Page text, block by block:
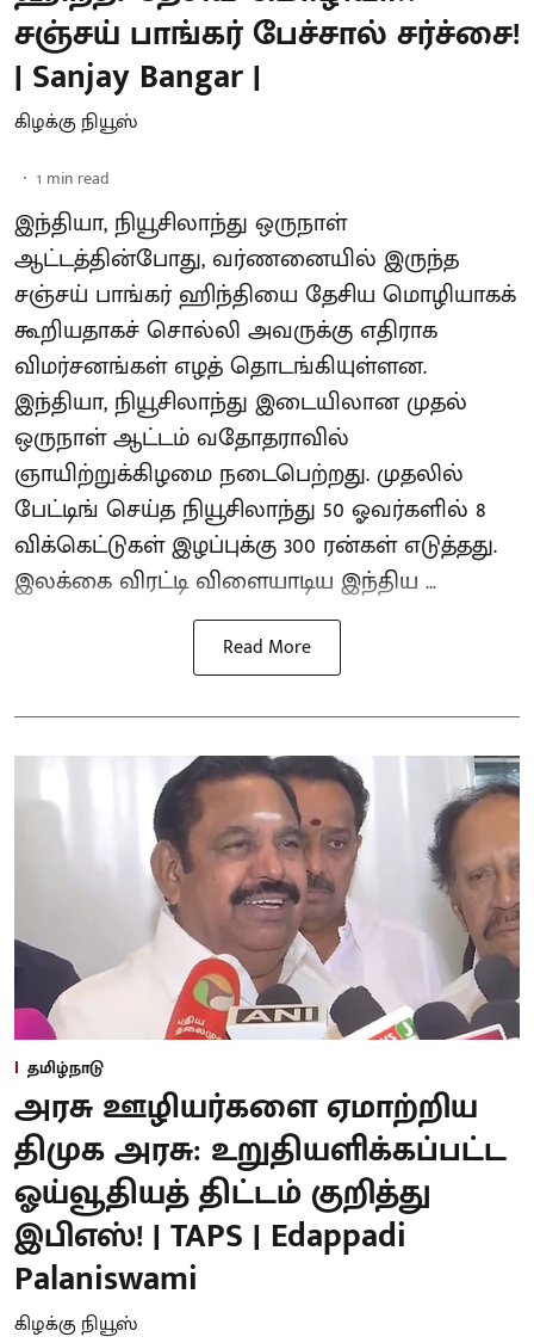
சஞ்சய் பாங்கர் பேச்சால் சர்ச்சை!
| Sanjay Bangar |
கிழக்கு நியூஸ்
1 min read
இந்தியா, நியூசிலாந்து ஒருநாள்
ஆட்டத்தின்போது, வர்ணனையில் இருந்த
சஞ்சய் பாங்கர் ஹிந்தியை தேசிய மொழியாகக்
கூறியதாகச் சொல்லி அவருக்கு எதிராக
விமர்சனங்கள் எழத் தொடங்கியுள்ளன.
இந்தியா, நியூசிலாந்து இடையிலான முதல்
ஒருநாள் ஆட்டம் வதோதராவில்
ஞாயிற்றுக்கிழமை நடைபெற்றது. முதலில்
பேட்டிங் செய்த நியூசிலாந்து 50 ஓவர்களில் 8
விக்கெட்டுகள் இழப்புக்கு 300 ரன்கள் எடுத்தது.
இலக்கை விரட்டி விளையாடிய இந்திய ...
Read More
தமிழ்நாடு
அரசு ஊழியர்களை ஏமாற்றிய
திமுக அரசு: உறுதியளிக்கப்பட்ட
ஓய்வூதியத் திட்டம் குறித்து
இபிஎஸ்! | TAPS | Edappadi
Palaniswami
கிழக்கு நியூஸ்